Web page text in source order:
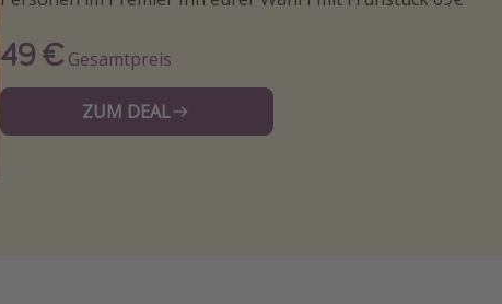
49 € Gesamtpreis
ZUM DEAL